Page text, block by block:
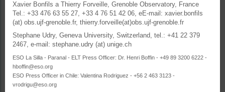
Xavier Bonfils a Thierry Forveille, Grenoble Observatory, France
Tel.: +33 476 63 55 27, +33 4 76 51 42 06, eE-mail: xavier.bonfils
(at) obs.ujf-grenoble.fr, thierry.forveille(at)obs.ujf-grenoble.fr
Stephane Udry, Geneva University, Switzerland, tel.: +41 22 379
2467, e-mail: stephane.udry (at) unige.ch
ESO La Silla - Paranal - ELT Press Officer: Dr. Henri Boffin - +49 89 3200 6222 -
hboffin@eso.org
ESO Press Officer in Chile: Valentina Rodriguez - +56 2 463 3123 -
vrodrigu@eso.org